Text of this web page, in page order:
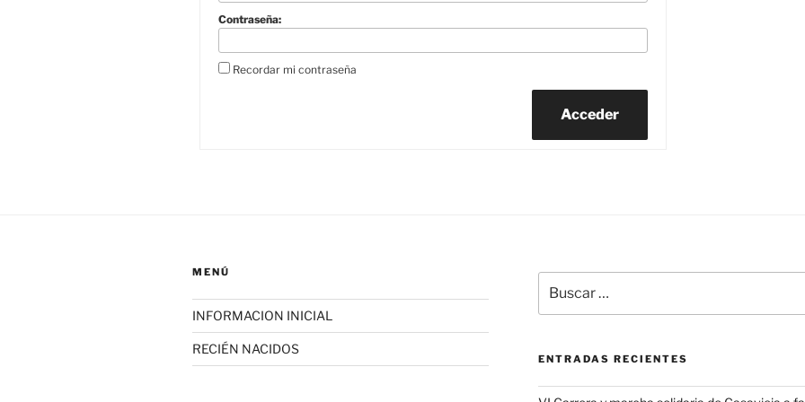
Contraseña:
Recordar mi contraseña
Acceder
MENÚ
INFORMACION INICIAL
RECIÉN NACIDOS
por:
ENTRADAS RECIENTES